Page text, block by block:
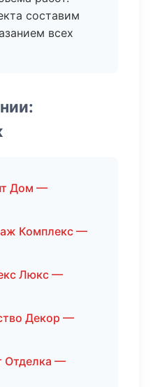
составим
всех
Дом —
Комплекс —
Люкс —
Декор —
Отделка —